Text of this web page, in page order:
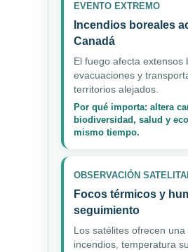
EVENTO EXTREMO
Incendios boreales
Canadá
El fuego afecta extensos
evacuaciones y
territorios alejados.
Por qué importa: altera
biodiversidad, salud y
mismo tiempo.
OBSERVACIÓN
Focos térmicos y
seguimiento
Los satélites ofrecen
incendios, temperatura